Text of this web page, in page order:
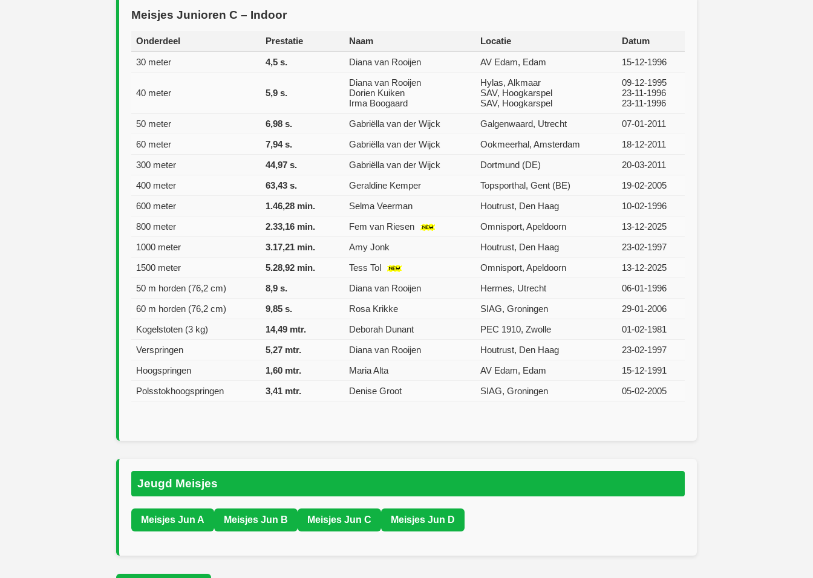
Meisjes Junioren C – Indoor
Onderdeel Prestatie Naam Locatie Datum
30 meter 4,5 s. Diana van Rooijen AV Edam, Edam 15-12-1996
40 meter 5,9 s.
Diana van Rooijen
Dorien Kuiken
Irma Boogaard
Hylas, Alkmaar
SAV, Hoogkarspel
SAV, Hoogkarspel
09-12-1995
23-11-1996
23-11-1996
50 meter
6,98 s. Gabriëlla van der Wijck Galgenwaard, Utrecht
07-01-2011
60 meter
7,94 s. Gabriëlla van der Wijck Ookmeerhal, Amsterdam
18-12-2011
300 meter
44,97 s. Gabriëlla van der Wijck Dortmund (DE)
20-03-2011
400 meter
63,43 s. Geraldine Kemper Topsporthal, Gent (BE)
19-02-2005
600 meter
1.46,28 min. Selma Veerman Houtrust, Den Haag
10-02-1996
800 meter
2.33,16 min. Fem van Riesen Omnisport, Apeldoorn
13-12-2025
1000 meter
3.17,21 min. Amy Jonk Houtrust, Den Haag
23-02-1997
1500 meter
5.28,92 min. Tess Tol Omnisport, Apeldoorn
13-12-2025
50 m horden (76,2 cm)
8,9 s. Diana van Rooijen Hermes, Utrecht
06-01-1996
60 m horden (76,2 cm)
9,85 s. Rosa Krikke SIAG, Groningen
29-01-2006
Kogelstoten (3 kg)
14,49 mtr. Deborah Dunant PEC 1910, Zwolle
01-02-1981
Verspringen
5,27 mtr. Diana van Rooijen Houtrust, Den Haag
23-02-1997
Hoogspringen
1,60 mtr. Maria Alta AV Edam, Edam
15-12-1991
Polsstokhoogspringen
3,41 mtr. Denise Groot SIAG, Groningen 05-02-2005
Jeugd Meisjes
Meisjes Jun A Meisjes Jun B Meisjes Jun C Meisjes Jun D